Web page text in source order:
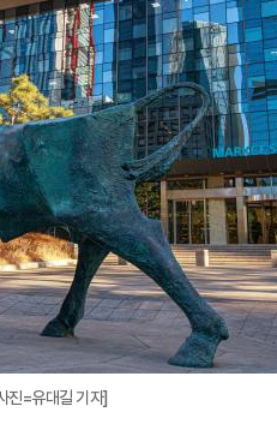
진=유대길 기자]